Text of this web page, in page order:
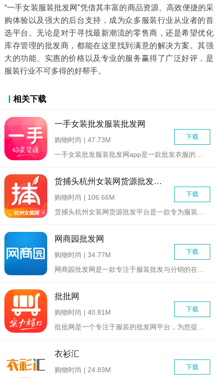
“一手女装服装批发网”凭借其丰富的商品资源、高效便捷的采
购体验以及强大的后台支持，成为众多服装行业从业者的首
选平台。无论是对于寻找最新潮流的零售商，还是希望优化
库存管理的批发商，都能在这里找到满意的解决方案。其强
大的功能、实惠的价格以及专业的服务赢得了广泛好评，是
服装行业不可多得的好帮手。
相关下载
一手女装批发服装批发网
下载
购物时尚 | 47.73M
货捕头杭州女装网货源批发平台
下载
购物时尚 | 106.66M
网商园批发网
下载
购物时尚 | 34.77M
批批网
下载
购物时尚 | 40.81M
衣衫汇
下载
购物时尚 | 24.83M